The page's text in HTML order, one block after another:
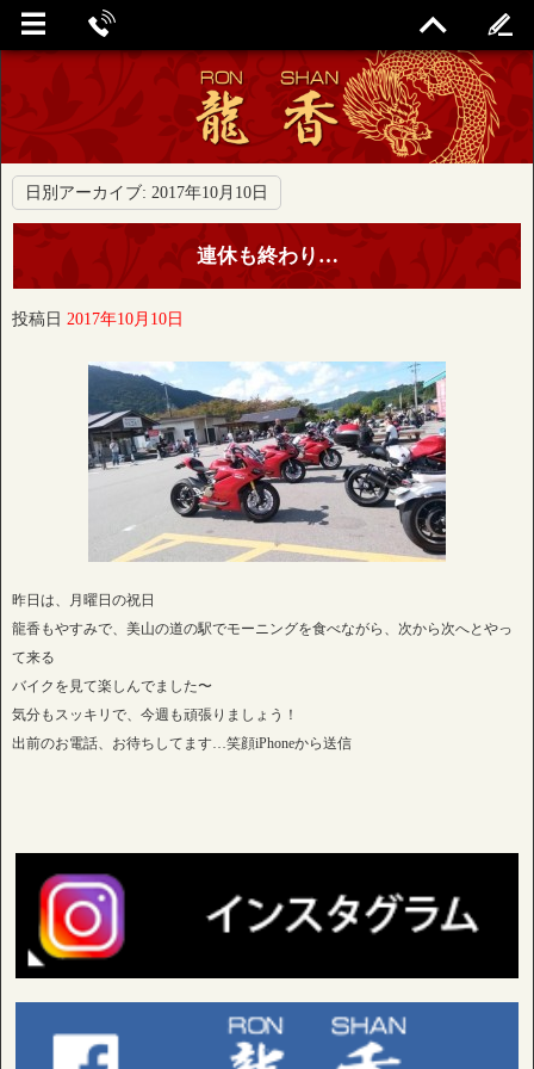
日別アーカイブ: 2017年10月10日
連休も終わり…
投稿日 2017年10月10日
昨日は、月曜日の祝日
龍香もやすみで、美山の道の駅でモーニングを食べながら、次から次へとやっ
て来る
バイクを見て楽しんでました〜
気分もスッキリで、今週も頑張りましょう！
出前のお電話、お待ちしてます…笑顔iPhoneから送信